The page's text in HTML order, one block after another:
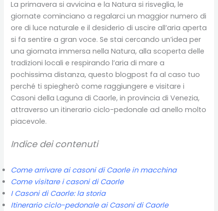
La primavera si avvicina e la Natura si risveglia, le
giornate cominciano a regalarci un maggior numero di
ore di luce naturale e il desiderio di uscire all’aria aperta
si fa sentire a gran voce. Se stai cercando un’idea per
una giornata immersa nella Natura, alla scoperta delle
tradizioni locali e respirando l’aria di mare a
pochissima distanza, questo blogpost fa al caso tuo
perché ti spiegherò come raggiungere e visitare i
Casoni della Laguna di Caorle, in provincia di Venezia,
attraverso un itinerario ciclo-pedonale ad anello molto
piacevole.
Indice dei contenuti
Come arrivare ai casoni di Caorle in macchina
Come visitare i casoni di Caorle
I Casoni di Caorle: la storia
Itinerario ciclo-pedonale ai Casoni di Caorle